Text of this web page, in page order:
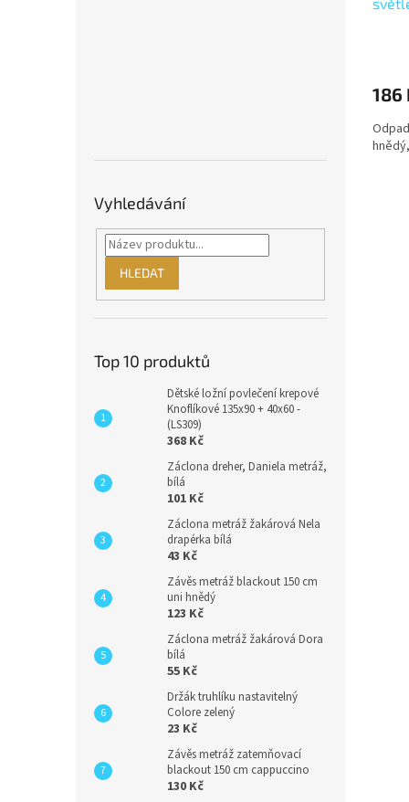
Vyhledávání
HLEDAT
Top 10 produktů
Dětské ložní povlečení krepové
Knoflíkové 135x90 + 40x60 -
(LS309)
368 Kč
Záclona dreher, Daniela metráž,
bílá
101 Kč
Záclona metráž žakárová Nela
drapérka bílá
43 Kč
Závěs metráž blackout 150 cm
uni hnědý
123 Kč
Záclona metráž žakárová Dora
bílá
55 Kč
Držák truhlíku nastavitelný
Colore zelený
23 Kč
Závěs metráž zatemňovací
blackout 150 cm cappuccino
130 Kč
186